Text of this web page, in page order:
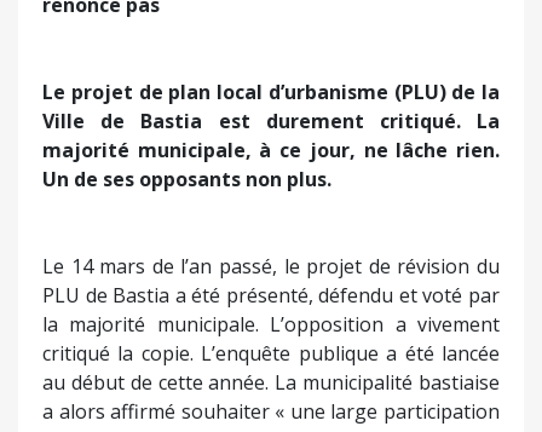
PLU de Bastia : le principal opposant ne
renonce pas